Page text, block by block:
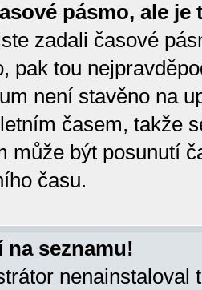
pásmo, ale je
zadali časové
pak tou
není stavěno na
časem, takže
může být posunutí
času.
na seznamu!
nenainstaloval